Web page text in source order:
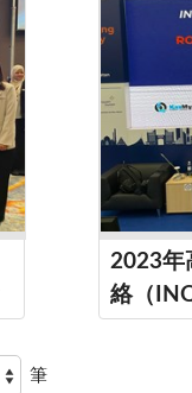
2023年
絡（
筆